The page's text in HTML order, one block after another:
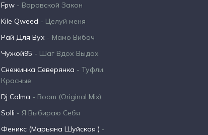
Fpw - Воровской Закон
Kile Qweed - Целуй меня
Рай Для Вух - Мамо Вибач
Чужой95 - Шаг Вдох Выдох
Снежинка Северянка - Туфли,
Красные
Dj Calma - Boom (Original Mix)
Solli - Я Выбираю Себя
Феникс (Марьяна Шуйская ) -